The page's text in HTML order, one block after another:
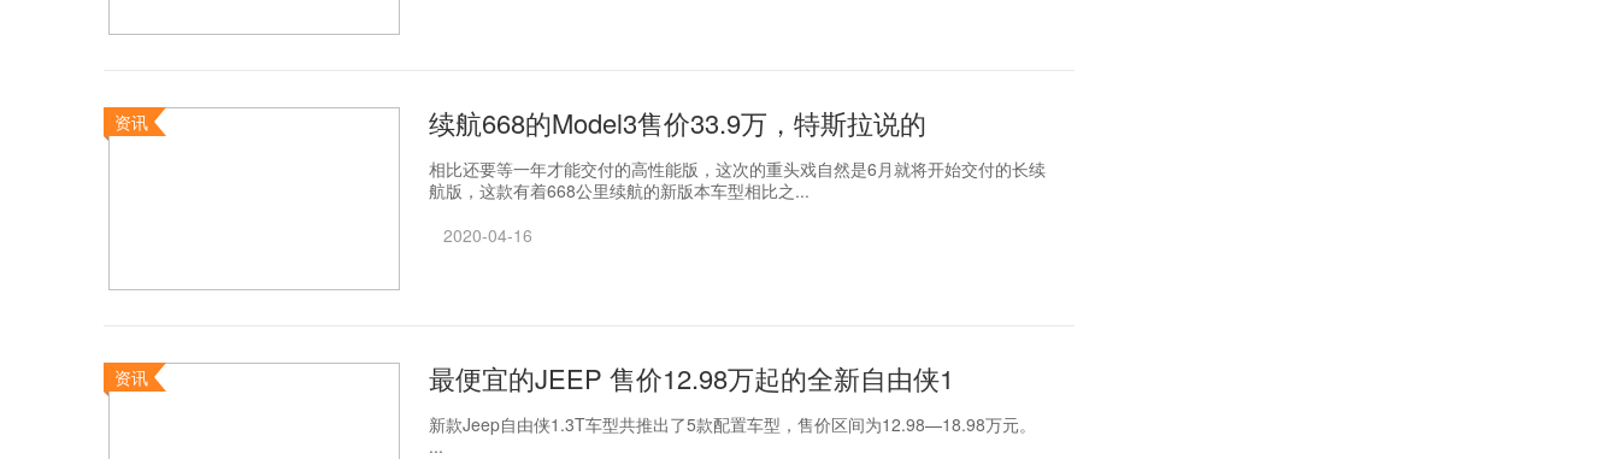
资讯 续航668的Model3售价33.9万，特斯拉说的
相比还要等一年才能交付的高性能版，这次的重头戏自然是6月就将开始交付的长续
航版，这款有着668公里续航的新版本车型相比之...
2020-04-16
资讯 最便宜的JEEP 售价12.98万起的全新自由侠1
​新款Jeep自由侠1.3T车型共推出了5款配置车型，售价区间为12.98—18.98万元。
...